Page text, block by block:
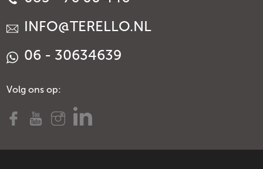
INFO@TERELLO.NL
06 - 30634639
Volg ons op: